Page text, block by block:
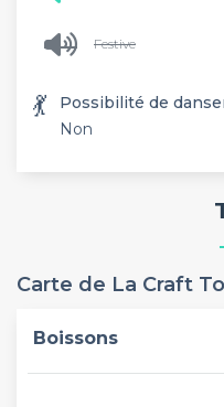
Festive
💃
Possibilité de
Non
Carte de La Craft
Boissons